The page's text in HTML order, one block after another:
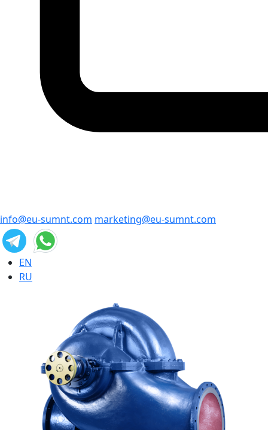
info@eu-sumnt.com marketing@eu-sumnt.com
EN
RU